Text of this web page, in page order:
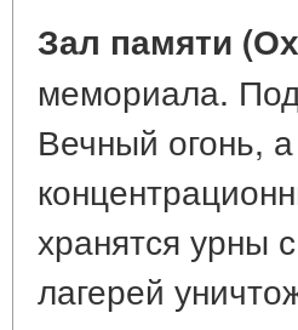
Зал памяти
мемориала.
Вечный огонь,
хранятся урны
лагерей